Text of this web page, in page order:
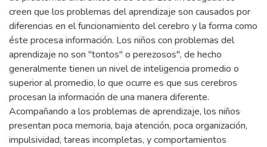
creen que los problemas del aprendizaje son causados por
diferencias en el funcionamiento del cerebro y la forma como
éste procesa información. Los niños con problemas del
aprendizaje no son "tontos" o perezosos", de hecho
generalmente tienen un nivel de inteligencia promedio o
superior al promedio, lo que ocurre es que sus cerebros
procesan la información de una manera diferente.
Acompañando a los problemas de aprendizaje, los niños
presentan poca memoria, baja atención, poca organización,
impulsividad, tareas incompletas, y comportamientos